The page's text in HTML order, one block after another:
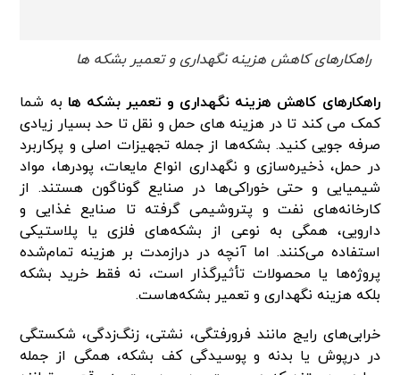
راهکارهای کاهش هزینه نگهداری و تعمیر بشکه‌ ها
راهکارهای کاهش هزینه نگهداری و تعمیر بشکه‌ ها به شما
کمک می کند تا در هزینه های حمل و نقل تا حد بسیار زیادی
صرفه جویی کنید. بشکه‌ها از جمله تجهیزات اصلی و پرکاربرد
در حمل، ذخیره‌سازی و نگهداری انواع مایعات، پودرها، مواد
شیمیایی و حتی خوراکی‌ها در صنایع گوناگون هستند. از
کارخانه‌های نفت و پتروشیمی گرفته تا صنایع غذایی و
دارویی، همگی به نوعی از بشکه‌های فلزی یا پلاستیکی
استفاده می‌کنند. اما آنچه در درازمدت بر هزینه تمام‌شده
پروژه‌ها یا محصولات تأثیرگذار است، نه فقط خرید بشکه
بلکه هزینه نگهداری و تعمیر بشکه‌هاست.
خرابی‌های رایج مانند فرورفتگی، نشتی، زنگ‌زدگی، شکستگی
در درپوش یا بدنه و پوسیدگی کف بشکه، همگی از جمله